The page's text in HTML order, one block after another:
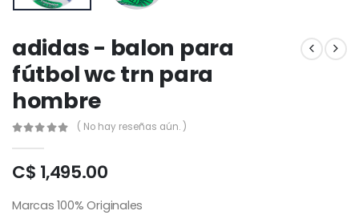
adidas - balon para
fútbol wc trn para
hombre
( No hay reseñas aún. )
C$ 1,495.00
Marcas 100% Originales